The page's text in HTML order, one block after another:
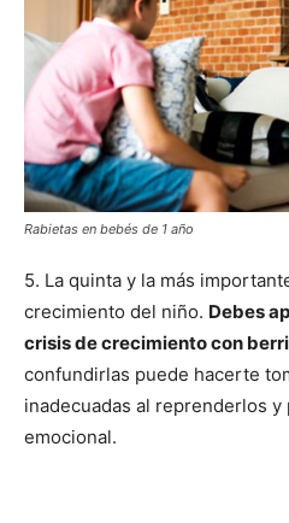
Rabietas en bebés de 1 año
5. La quinta y la más
crecimiento del niño. Debes
crisis de crecimiento con
confundirlas puede hacerte
inadecuadas al reprenderlos y
emocional.